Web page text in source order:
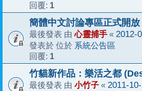
回覆: 1
簡體中文討論專區正式開放
最後發表 由心靈捕手 « 2012-
發表於 位於 系統公告區
回覆: 1
竹貓新作品：樂活之都
最後發表 由 小竹子 « 2011-